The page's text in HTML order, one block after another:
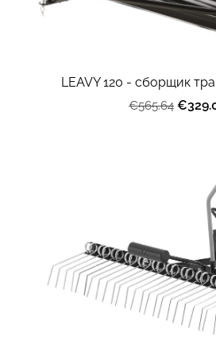
LEAVY 120 - сборщик
€565.64